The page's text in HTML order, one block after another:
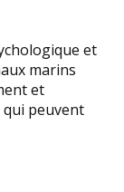
et
marins
et
peuvent